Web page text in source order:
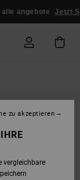
angebote Jetzt
vergleichbare
zu akzeptieren